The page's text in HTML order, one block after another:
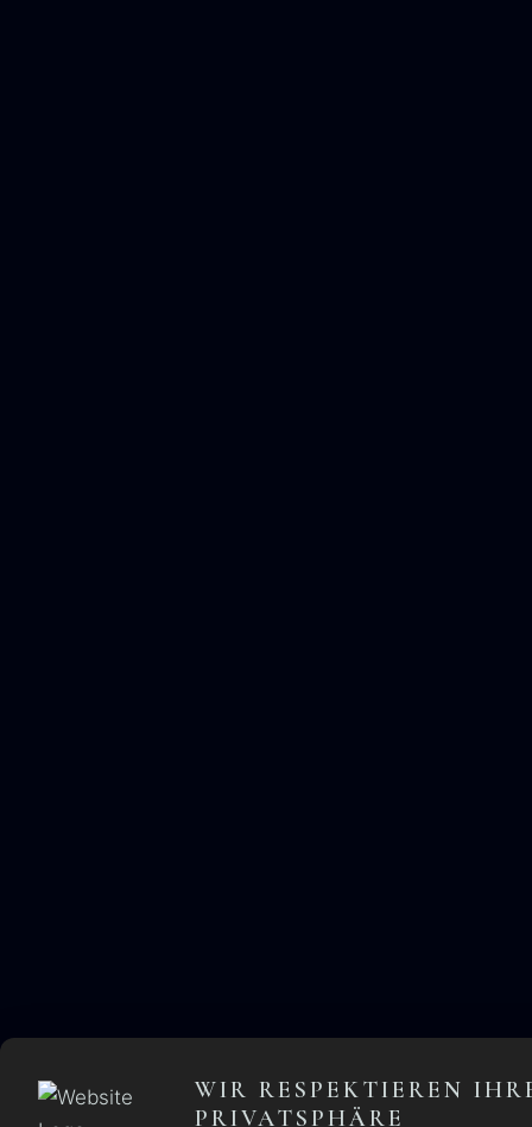
WIR RESPEKTIEREN
PRIVATSPHÄRE